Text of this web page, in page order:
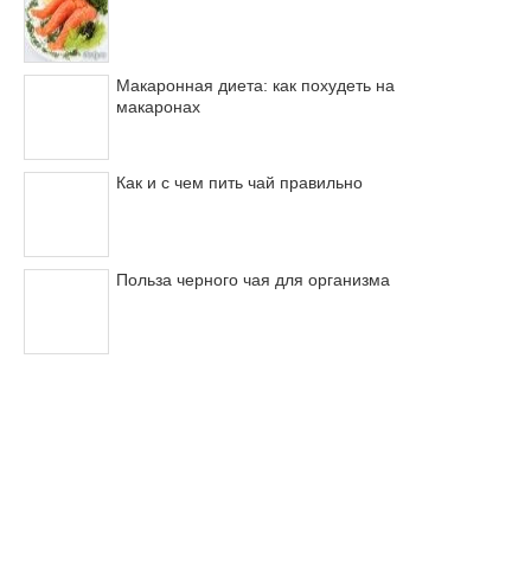
Макаронная диета: как похудеть на
макаронах
Как и с чем пить чай правильно
Польза черного чая для организма